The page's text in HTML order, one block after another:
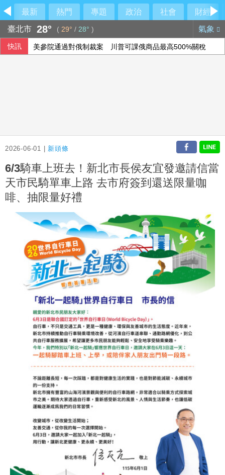
最新 熱門 專題 政治 社會
財經
臺北市 28° ( 29° / 28° ) 氣象
快訊 美參院通過對俄制裁案 川普可課俄商品最高500%關稅
2026-06-01 | 新頭條
6/3騎車上班去！新北市長侯友宜發邀請信當
天市民騎單車上路 去市府簽到還送限量咖
啡、抽限量好禮